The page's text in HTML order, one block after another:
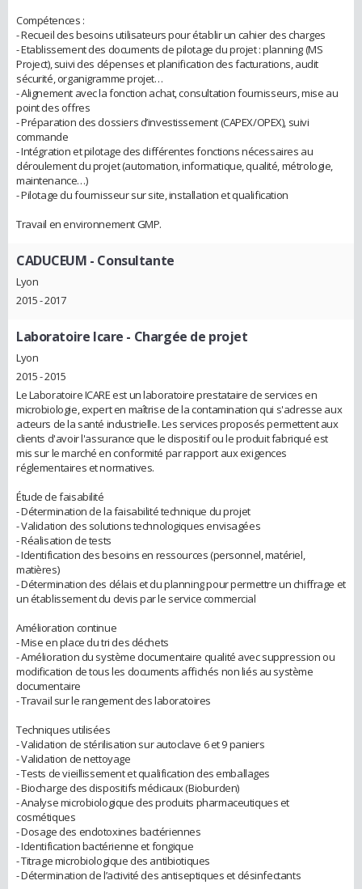
Compétences :
- Recueil des besoins utilisateurs pour établir un cahier des charges
- Etablissement des documents de pilotage du projet : planning (MS
Project), suivi des dépenses et planification des facturations, audit
sécurité, organigramme projet…
- Alignement avec la fonction achat, consultation fournisseurs, mise au
point des offres
- Préparation des dossiers d’investissement (CAPEX/OPEX), suivi
commande
- Intégration et pilotage des différentes fonctions nécessaires au
déroulement du projet (automation, informatique, qualité, métrologie,
maintenance…)
- Pilotage du fournisseur sur site, installation et qualification
Travail en environnement GMP.
CADUCEUM - Consultante
Lyon
2015 - 2017
Laboratoire Icare - Chargée de projet
Lyon
2015 - 2015
Le Laboratoire ICARE est un laboratoire prestataire de services en
microbiologie, expert en maîtrise de la contamination qui s'adresse aux
acteurs de la santé industrielle. Les services proposés permettent aux
clients d'avoir l'assurance que le dispositif ou le produit fabriqué est
mis sur le marché en conformité par rapport aux exigences
réglementaires et normatives.
Étude de faisabilité
- Détermination de la faisabilité technique du projet
- Validation des solutions technologiques envisagées
- Réalisation de tests
- Identification des besoins en ressources (personnel, matériel,
matières)
- Détermination des délais et du planning pour permettre un chiffrage et
un établissement du devis par le service commercial
Amélioration continue
- Mise en place du tri des déchets
- Amélioration du système documentaire qualité avec suppression ou
modification de tous les documents affichés non liés au système
documentaire
- Travail sur le rangement des laboratoires
Techniques utilisées
- Validation de stérilisation sur autoclave 6 et 9 paniers
- Validation de nettoyage
- Tests de vieillissement et qualification des emballages
- Biocharge des dispositifs médicaux (Bioburden)
- Analyse microbiologique des produits pharmaceutiques et
cosmétiques
- Dosage des endotoxines bactériennes
- Identification bactérienne et fongique
- Titrage microbiologique des antibiotiques
- Détermination de l’activité des antiseptiques et désinfectants